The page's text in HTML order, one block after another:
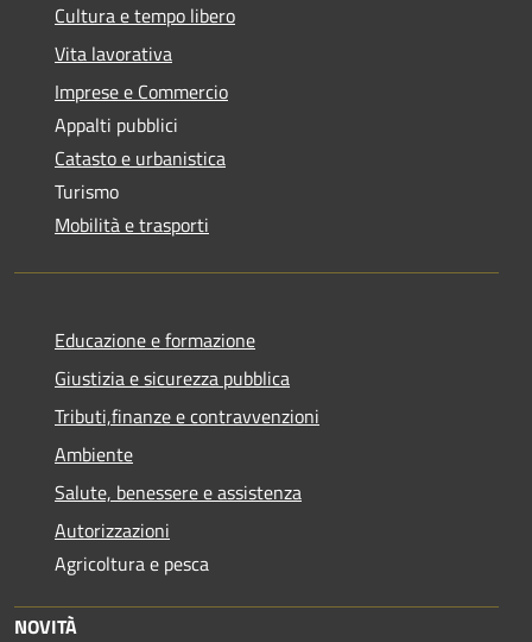
Cultura e tempo libero
Vita lavorativa
Imprese e Commercio
Appalti pubblici
Catasto e urbanistica
Turismo
Mobilità e trasporti
Educazione e formazione
Giustizia e sicurezza pubblica
Tributi,finanze e contravvenzioni
Ambiente
Salute, benessere e assistenza
Autorizzazioni
Agricoltura e pesca
NOVITÀ